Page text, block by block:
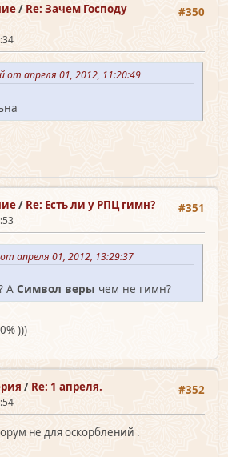
#350
/ Re: Зачем Господу
апреля 01, 2012, 11:20:49
#351
/ Re: Еcть ли у РПЦ гимн?
апреля 01, 2012, 13:29:37
А Символ веры чем не гимн?
)))
#352
/ Re: 1 апреля.
не для оскорблений .